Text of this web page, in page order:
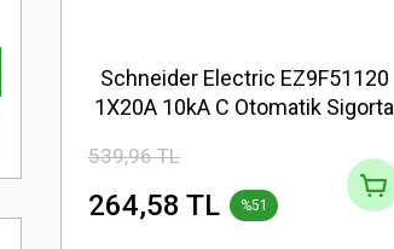
Schneider Electric EZ9F51120
1X20A 10kA C Otomatik Sigorta
539,96 TL
264,58 TL %51